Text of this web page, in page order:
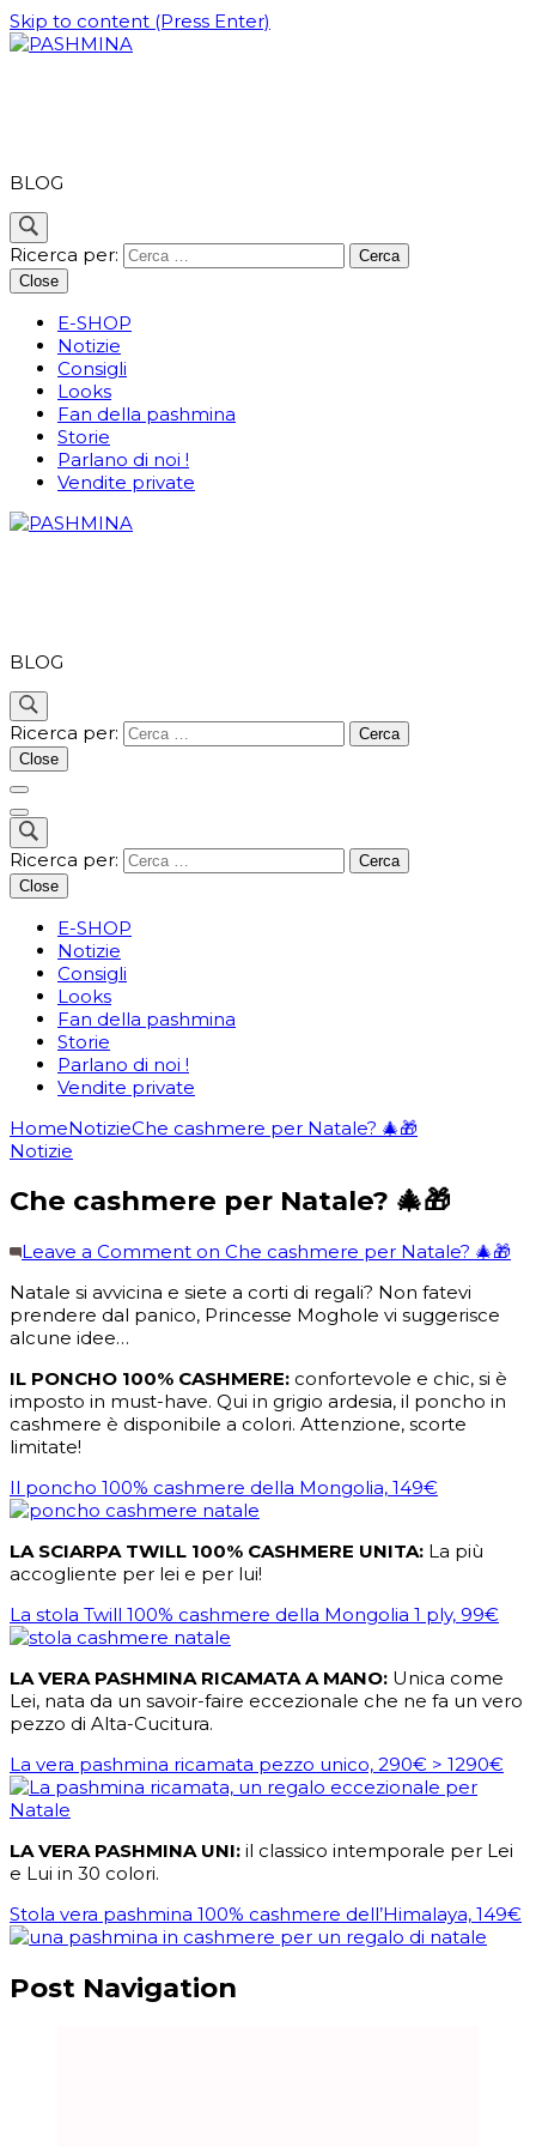
Skip to content (Press Enter)
BLOG
Ricerca per:
Close
E-SHOP
Notizie
Consigli
Looks
Fan della pashmina
Storie
Parlano di noi !
Vendite private
BLOG
Ricerca per:
Close
Ricerca per:
Close
E-SHOP
Notizie
Consigli
Looks
Fan della pashmina
Storie
Parlano di noi !
Vendite private
HomeNotizieChe cashmere per Natale? 🎄🎁
Notizie
Che cashmere per Natale? 🎄🎁
Leave a Comment on Che cashmere per Natale? 🎄🎁
Natale si avvicina e siete a corti di regali? Non fatevi
prendere dal panico, Princesse Moghole vi suggerisce
alcune idee…
IL PONCHO 100% CASHMERE: confortevole e chic, si è
imposto in must-have. Qui in grigio ardesia, il poncho in
cashmere è disponibile a colori. Attenzione, scorte
limitate!
Il poncho 100% cashmere della Mongolia, 149€
LA SCIARPA TWILL 100% CASHMERE UNITA: La più
accogliente per lei e per lui!
La stola Twill 100% cashmere della Mongolia 1 ply, 99€
LA VERA PASHMINA RICAMATA A MANO: Unica come
Lei, nata da un savoir-faire eccezionale che ne fa un vero
pezzo di Alta-Cucitura.
La vera pashmina ricamata pezzo unico, 290€ > 1290€
LA VERA PASHMINA UNI: il classico intemporale per Lei
e Lui in 30 colori.
Stola vera pashmina 100% cashmere dell’Himalaya, 149€
Post Navigation